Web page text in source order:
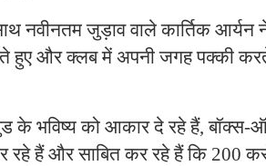
नवीनतम जुड़ाव वाले कार्तिक
हुए और क्लब में अपनी जगह पक्की
के भविष्य को आकार दे रहे हैं,
रहे हैं और साबित कर रहे हैं कि 200